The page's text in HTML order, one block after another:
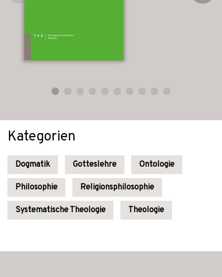
Kategorien
Dogmatik Gotteslehre Ontologie
Philosophie Religionsphilosophie
Systematische Theologie Theologie